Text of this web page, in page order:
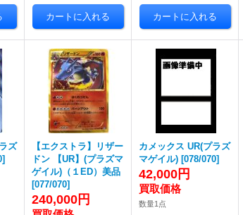
ズ
]
【エクストラ】リザー
ドン 【UR】(プラズマ
ゲイル)（１ED）美品
[077/070]
240,000円
カメックス UR(プラズ
マゲイル) [078/070]
42,000円
数量1点